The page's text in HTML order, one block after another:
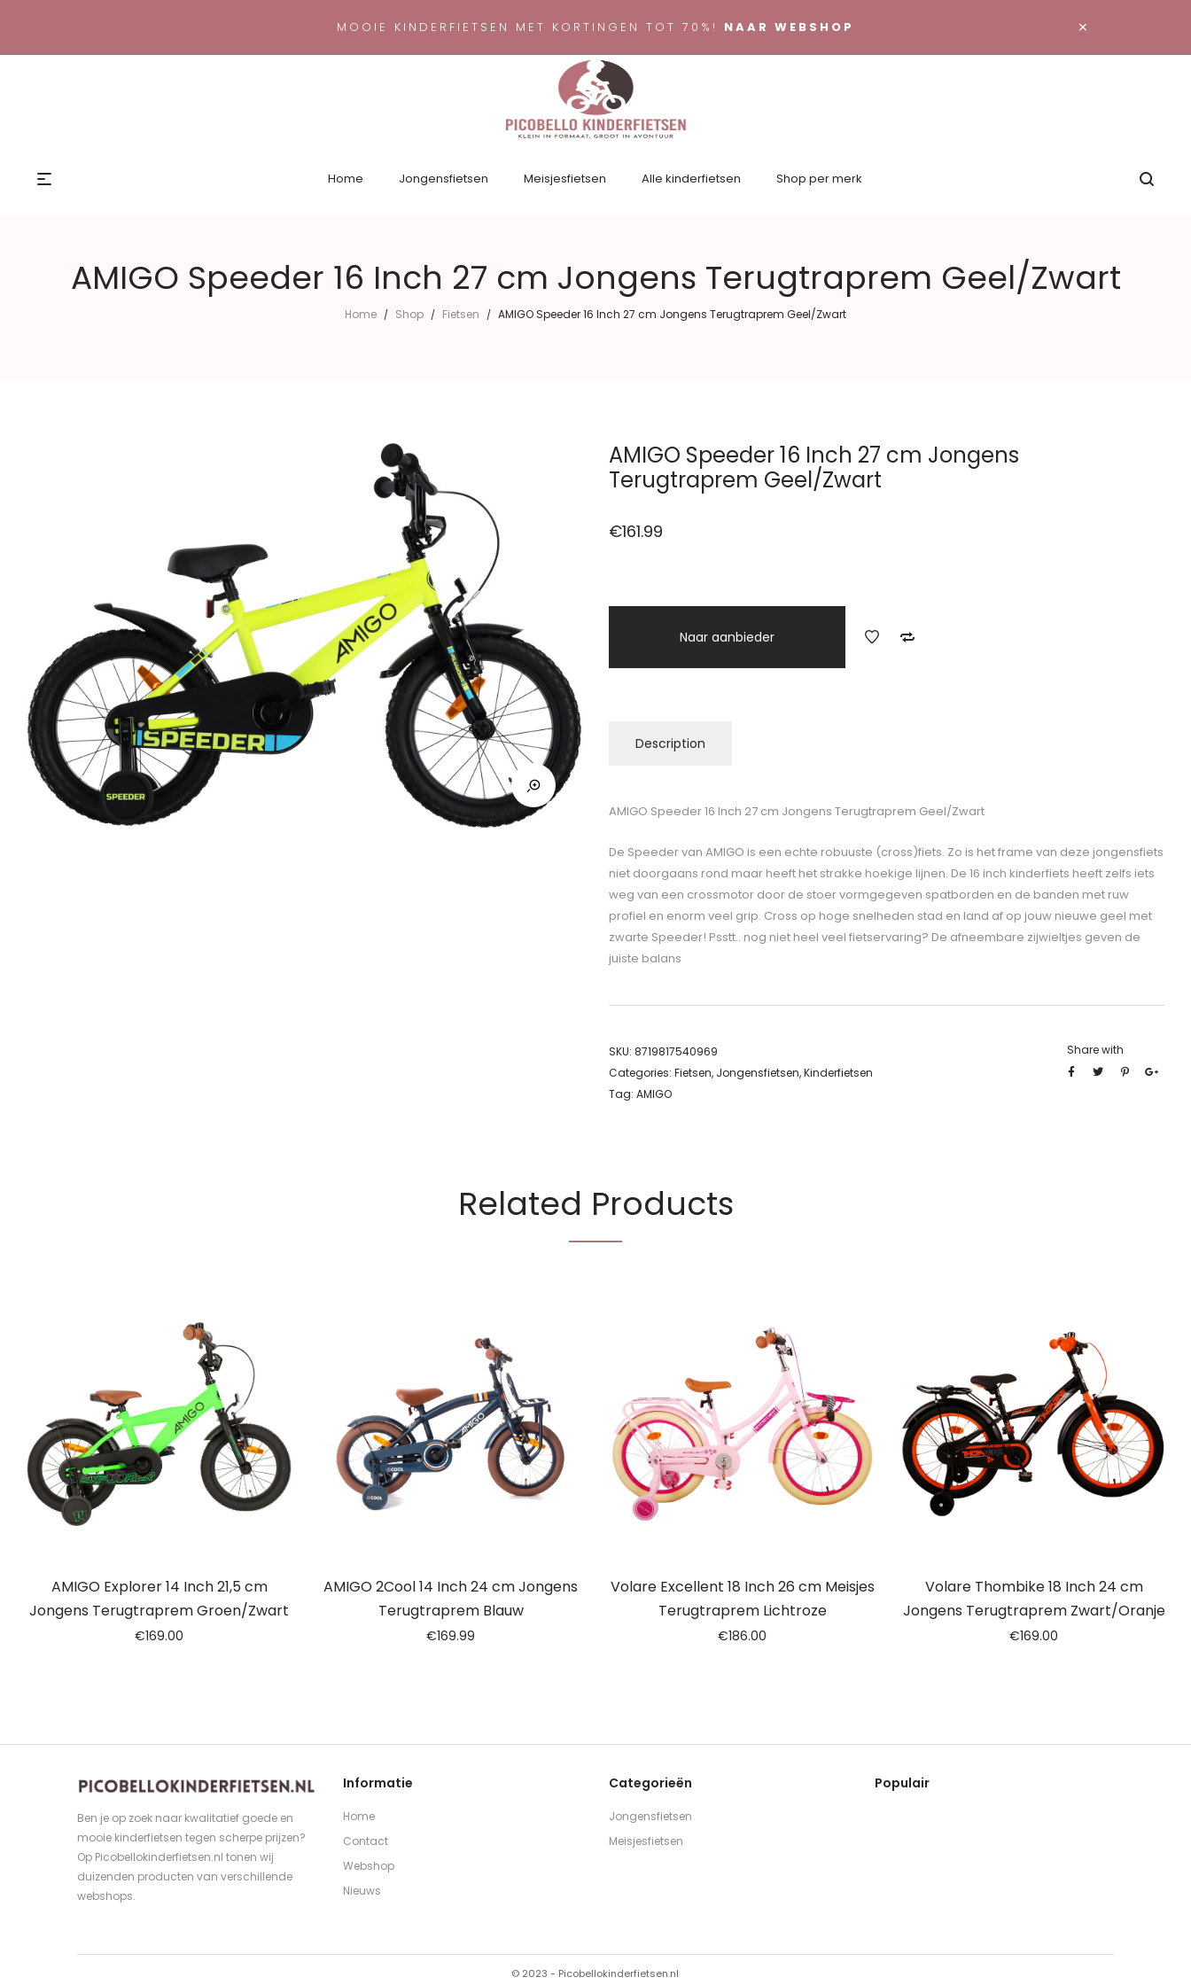
×
MOOIE KINDERFIETSEN MET KORTINGEN TOT 70%! NAAR WEBSHOP
Home Jongensfietsen Meisjesfietsen Alle kinderfietsen Shop per merk
AMIGO Speeder 16 Inch 27 cm Jongens Terugtraprem Geel/Zwart
Home / Shop / Fietsen / AMIGO Speeder 16 Inch 27 cm Jongens Terugtraprem Geel/Zwart
AMIGO Speeder 16 Inch 27 cm Jongens
Terugtraprem Geel/Zwart
€161.99
Naar aanbieder
Description
AMIGO Speeder 16 Inch 27 cm Jongens Terugtraprem Geel/Zwart
De Speeder van AMIGO is een echte robuuste (cross)fiets. Zo is het frame van deze jongensfiets
niet doorgaans rond maar heeft het strakke hoekige lijnen. De 16 inch kinderfiets heeft zelfs iets
weg van een crossmotor door de stoer vormgegeven spatborden en de banden met ruw
profiel en enorm veel grip. Cross op hoge snelheden stad en land af op jouw nieuwe geel met
zwarte Speeder! Psstt.. nog niet heel veel fietservaring? De afneembare zijwieltjes geven de
juiste balans
SKU: 8719817540969
Categories: Fietsen, Jongensfietsen,Kinderfietsen
Tag: AMIGO
Share with
Related Products
AMIGO Explorer 14 Inch 21,5 cm
Jongens Terugtraprem Groen/Zwart
€169.00
AMIGO 2Cool 14 Inch 24 cm Jongens
Terugtraprem Blauw
€169.99
Volare Excellent 18 Inch 26 cm Meisjes
Terugtraprem Lichtroze
€186.00
Volare Thombike 18 Inch 24 cm
Jongens Terugtraprem Zwart/Oranje
€169.00
Ben je op zoek naar kwalitatief goede en
mooie kinderfietsen tegen scherpe prijzen?
Op Picobellokinderfietsen.nl tonen wij
duizenden producten van verschillende
webshops.
Informatie
Home
Contact
Webshop
Nieuws
Categorieën
Jongensfietsen
Meisjesfietsen
Populair
© 2023 - Picobellokinderfietsen.nl